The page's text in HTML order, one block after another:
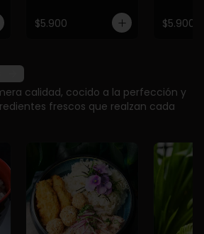
$5.900 $5.900
calidad, cocido a la perfección y
frescos que realzan cada